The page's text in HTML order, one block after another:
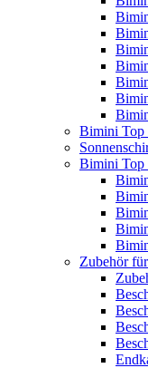
Bimini Top
Bimini Top
Zubehör